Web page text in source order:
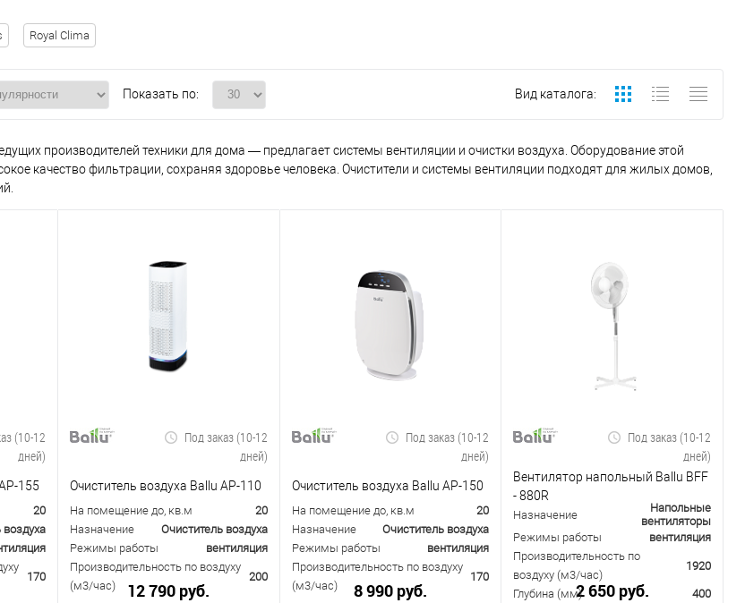
Royal Clima
Показать по: Вид каталога:
производителей техники для дома — предлагает системы вентиляции и очистки воздуха. Оборудование этой
качество фильтрации, сохраняя здоровье человека. Очистители и системы вентиляции подходят для жилых домов,
(10-12
дней)
155
20
воздуха
170
Под заказ (10-12
дней)
Очиститель воздуха Ballu AP-110
На помещение до, кв.м
20
Назначение
Очиститель воздуха
Режимы работы
вентиляция
Производительность по воздуху
(м3/час)
200
12 790 руб.
Под заказ (10-12
дней)
Очиститель воздуха Ballu AP-150
На помещение до, кв.м
20
Назначение
Очиститель воздуха
Режимы работы
вентиляция
Производительность по воздуху
(м3/час)
170
8 990 руб.
Под заказ (10-12
дней)
Вентилятор напольный Ballu BFF
- 880R
Назначение
Напольные
вентиляторы
Режимы работы
вентиляция
Производительность по
воздуху (м3/час)
1920
Глубина (мм) 400
2 650 руб.